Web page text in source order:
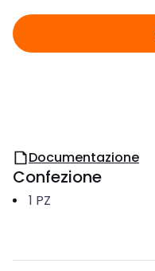
Documentazione
Confezione
1 PZ